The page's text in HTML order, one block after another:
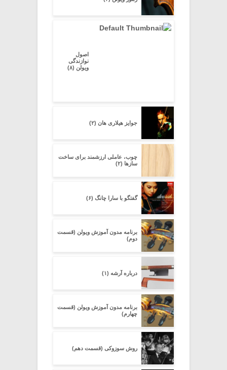
اصول
نوازندگی
ویولن (۸)
جوایز هیلاری هان (۲)
چوب، عاملی ارزشمند برای ساخت
سازها (۲)
گفتگو با سارا چانگ (۶)
برنامه مدون آموزش ویولن (قسمت
دوم)
درباره آرشه (۱)
برنامه مدون آموزش ویولن (قسمت
چهارم)
روش سوزوکی (قسمت دهم)